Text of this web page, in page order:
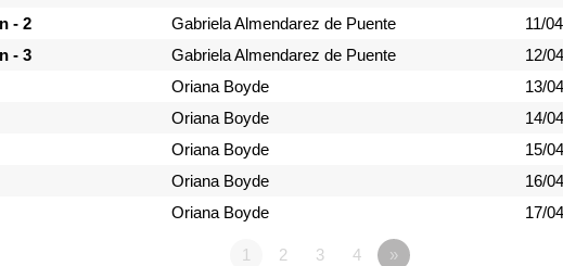
- 2
Gabriela Almendarez de Puente 11/
- 3
Gabriela Almendarez de Puente 12/
Oriana Boyde 13/
Oriana Boyde 14/
Oriana Boyde 15/
Oriana Boyde 16/
Oriana Boyde 17/
1 2 3 4 »